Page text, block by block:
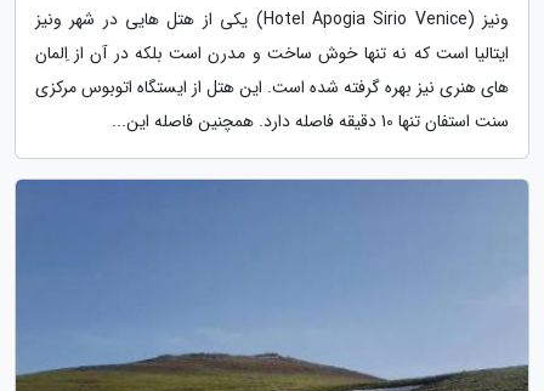
ونیز (Hotel Apogia Sirio Venice) یکی از هتل هایی در شهر ونیز
ایتالیا است که نه تنها خوش ساخت و مدرن است بلکه در آن از اِلمان
های هنری نیز بهره گرفته شده است. این هتل از ایستگاه اتوبوس مرکزی
سنت استفان تنها 10 دقیقه فاصله دارد. همچنین فاصله این...